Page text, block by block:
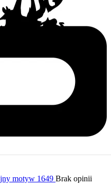
motyw 1649 Brak opinii